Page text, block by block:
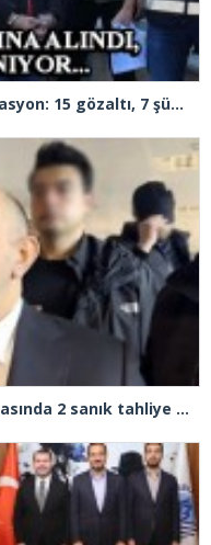
Kuşadası Belediyesi’ne yeni operasyon: 15 gözaltı, 7 şüpheli aranıyor
Aziz İhsan Aktaş Suç Örgütü davasında 2 sanık tahliye edildi